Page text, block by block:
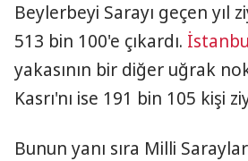
Beylerbeyi Sarayı geçen yıl
513 bin 100'e çıkardı.
yakasının bir diğer uğrak
Kasrı'nı ise 191 bin 105 kişi
Bunun yanı sıra Milli